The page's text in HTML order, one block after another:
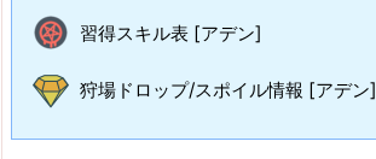
習得スキル表 [アデン]
狩場ドロップ/スポイル情報 [アデン]